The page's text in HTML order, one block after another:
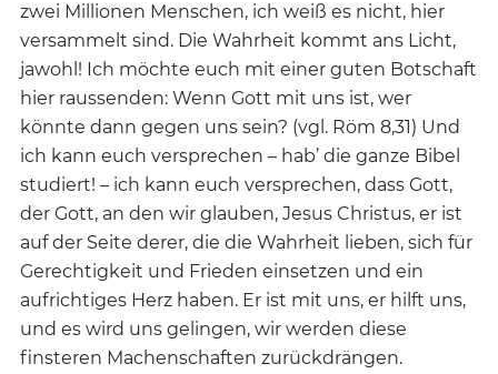
zwei Millionen Menschen, ich weiß es nicht, hier
versammelt sind. Die Wahrheit kommt ans Licht,
jawohl! Ich möchte euch mit einer guten Botschaft
hier raussenden: Wenn Gott mit uns ist, wer
könnte dann gegen uns sein? (vgl. Röm 8,31) Und
ich kann euch versprechen – hab’ die ganze Bibel
studiert! – ich kann euch versprechen, dass Gott,
der Gott, an den wir glauben, Jesus Christus, er ist
auf der Seite derer, die die Wahrheit lieben, sich für
Gerechtigkeit und Frieden einsetzen und ein
aufrichtiges Herz haben. Er ist mit uns, er hilft uns,
und es wird uns gelingen, wir werden diese
finsteren Machenschaften zurückdrängen.